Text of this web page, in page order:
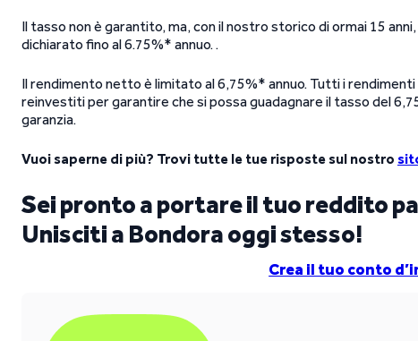
Il tasso non è garantito, ma, con il nostro storico di ormai 15
dichiarato fino al 6.75%* annuo. .
Il rendimento netto è limitato al 6,75%* annuo. Tutti i
reinvestiti per garantire che si possa guadagnare il tasso del
garanzia.
Vuoi saperne di più? Trovi tutte le tue risposte sul nostro
Sei pronto a portare il tuo reddito
Unisciti a Bondora oggi stesso!
Crea il tuo conto